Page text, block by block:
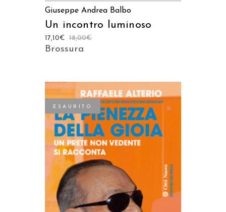
Giuseppe Andrea Balbo
Un incontro luminoso
18,00€
17,10€
Brossura
ESAURITO
LEGGI TUTTO